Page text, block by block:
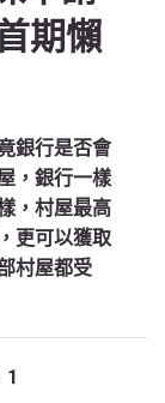
期懶
銀行是否會
，銀行一樣
，村屋最高
更可以獲取
村屋都受
1